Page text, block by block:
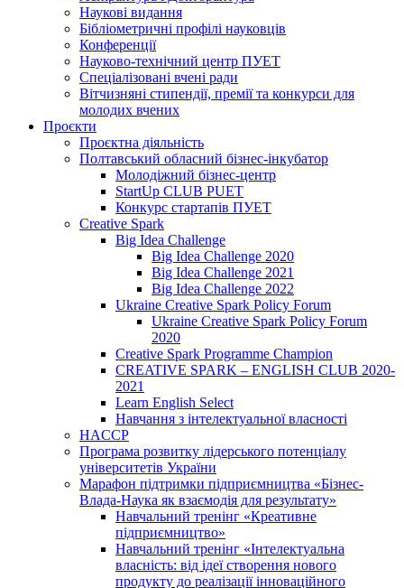
Наукові видання
Бібліометричні профілі науковців
Конференції
Науково-технічний центр ПУЕТ
Спеціалізовані вчені ради
Вітчизняні стипендії, премії та конкурси для
молодих вчених
Проєкти
Проєктна діяльність
Полтавський обласний бізнес-інкубатор
Молодіжний бізнес-центр
StartUp CLUB PUET
Конкурс стартапів ПУЕТ
Creative Spark
Big Idea Challenge
Big Idea Challenge 2020
Big Idea Challenge 2021
Big Idea Challenge 2022
Ukraine Creative Spark Policy Forum
Ukraine Creative Spark Policy Forum
2020
Creative Spark Programme Champion
CREATIVE SPARK – ENGLISH CLUB 2020-
2021
Learn English Select
Навчання з інтелектуальної власності
HACCP
Програма розвитку лідерського потенціалу
університетів України
Марафон підтримки підприємництва «Бізнес-
Влада-Наука як взаємодія для результату»
Навчальний тренінг «Креативне
підприємництво»
Навчальний тренінг «Інтелектуальна
власність: від ідеї створення нового
продукту до реалізації інноваційного